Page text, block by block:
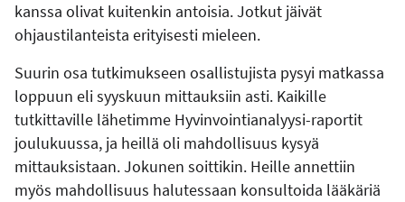
kanssa olivat kuitenkin antoisia. Jotkut jäivät
ohjaustilanteista erityisesti mieleen.
Suurin osa tutkimukseen osallistujista pysyi matkassa
loppuun eli syyskuun mittauksiin asti. Kaikille
tutkittaville lähetimme Hyvinvointianalyysi-raportit
joulukuussa, ja heillä oli mahdollisuus kysyä
mittauksistaan. Jokunen soittikin. Heille annettiin
myös mahdollisuus halutessaan konsultoida lääkäriä